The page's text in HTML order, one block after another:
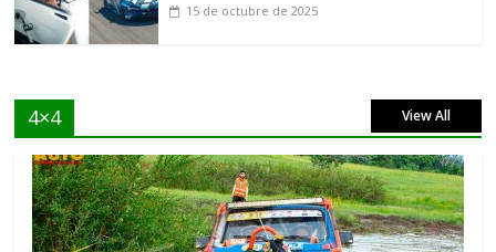
15 de octubre de 2025
4×4 View All